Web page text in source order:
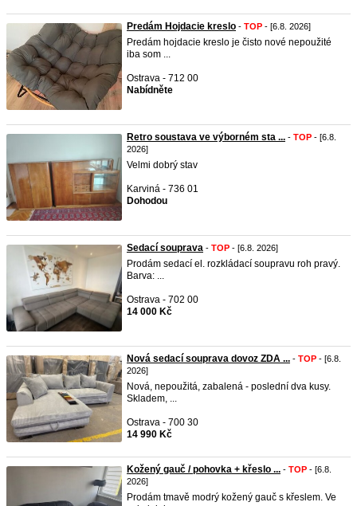
Predám Hojdacie kreslo - TOP - [6.8. 2026]
Predám hojdacie kreslo je čisto nové nepoužité
iba som ...
Ostrava - 712 00
Nabídněte
Retro soustava ve výborném sta ... - TOP - [6.8.
2026]
Velmi dobrý stav
Karviná - 736 01
Dohodou
Sedací souprava - TOP - [6.8. 2026]
Prodám sedací el. rozkládací soupravu roh pravý.
Barva: ...
Ostrava - 702 00
14 000 Kč
Nová sedací souprava dovoz ZDA ... - TOP - [6.8.
2026]
Nová, nepoužitá, zabalená - poslední dva kusy.
Skladem, ...
Ostrava - 700 30
14 990 Kč
Kožený gauč / pohovka + křeslo ... - TOP - [6.8.
2026]
Prodám tmavě modrý kožený gauč s křeslem. Ve